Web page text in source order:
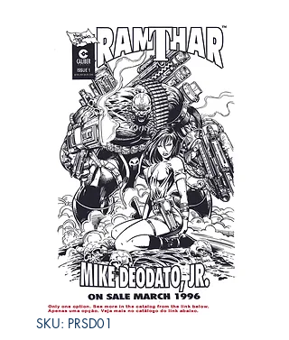
SKU: PRSD01